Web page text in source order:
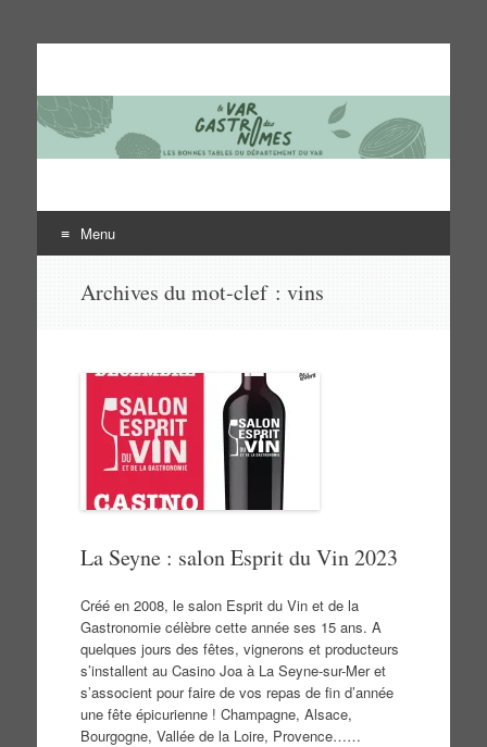
Le Var des gastronomes
Les bonnes tables du département du Var
Menu
Archives du mot-clef : vins
La Seyne : salon Esprit du Vin 2023
Créé en 2008, le salon Esprit du Vin et de la
Gastronomie célèbre cette année ses 15 ans. A
quelques jours des fêtes, vignerons et producteurs
s’installent au Casino Joa à La Seyne-sur-Mer et
s’associent pour faire de vos repas de fin d’année
une fête épicurienne ! Champagne, Alsace,
Bourgogne, Vallée de la Loire, Provence……